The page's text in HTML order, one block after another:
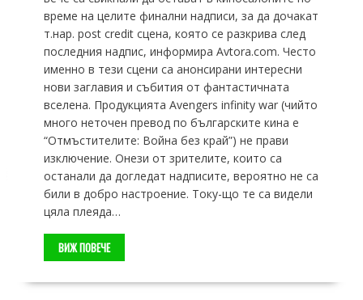
време на целите финални надписи, за да дочакат
т.нар. post credit сцена, която се разкрива след
последния надпис, информира Avtora.com. Често
именно в тези сцени са анонсирани интересни
нови заглавия и събития от фантастичната
вселена. Продукцията Avengers infinity war (чийто
много неточен превод по българските кина е
“Отмъстителите: Война без край”) не прави
изключение. Онези от зрителите, които са
останали да догледат надписите, вероятно не са
били в добро настроение. Току-що те са видели
цяла плеяда…
ВИЖ ПОВЕЧЕ